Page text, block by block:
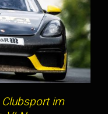
DETAILS
im